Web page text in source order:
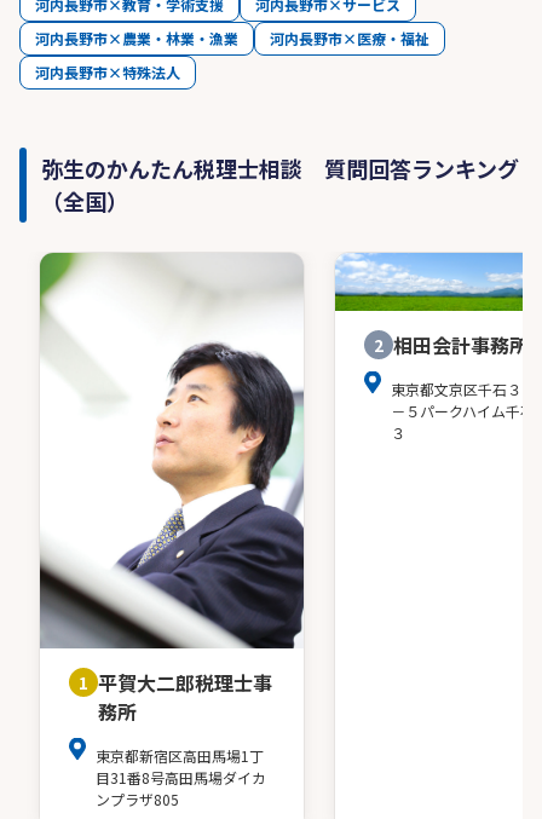
河内長野市×教育・学術支援
河内長野市×サービス
河内長野市×農業・林業・漁業
河内長野市×医療・福祉
河内長野市×特殊法人
弥生のかんたん税理士相談 質問回答ランキング
（全国）
1 平賀大二郎税理士事
務所
東京都新宿区高田馬場1丁
目31番8号高田馬場ダイカ
ンプラザ805
2 相田会計事務所
東京都文京区千石３－
－５パークハイム千石
３